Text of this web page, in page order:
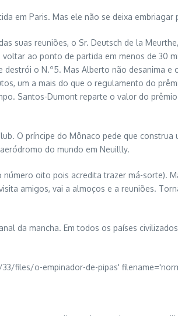
em Paris. Mas ele não se deixa embriagar
suas reuniões, o Sr. Deutsch de la
ao ponto de partida em menos de 30
o N.º5. Mas Alberto não desanima e
um a mais do que o regulamento do
Santos-Dumont reparte o valor do
O príncipe do Mônaco pede que
do mundo em Neuillly.
oito pois acredita trazer má-sorte).
amigos, vai a almoços e a reuniões.
da mancha. Em todos os países